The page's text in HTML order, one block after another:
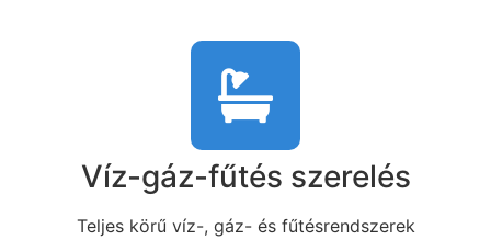
Víz-gáz-fűtés szerelés
Teljes körű víz-, gáz- és fűtésrendszerek